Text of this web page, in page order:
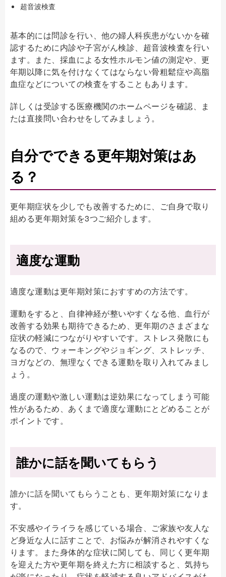
超音波検査
基本的には問診を行い、他の婦人科疾患がないかを確
認するために内診や子宮がん検診、超音波検査を行い
ます。また、採血による女性ホルモン値の測定や、更
年期以降に気を付けなくてはならない骨粗鬆症や高脂
血症などについての検査をすることもあります。
詳しくは受診する医療機関のホームページを確認、ま
たは直接問い合わせをしてみましょう。
自分でできる更年期対策はあ
る？
更年期症状を少しでも改善するために、ご自身で取り
組める更年期対策を3つご紹介します。
適度な運動
適度な運動は更年期対策におすすめの方法です。
運動をすると、自律神経が整いやすくなる他、血行が
改善する効果も期待できるため、更年期のさまざまな
症状の軽減につながりやすいです。ストレス発散にも
なるので、ウォーキングやジョギング、ストレッチ、
ヨガなどの、無理なくできる運動を取り入れてみまし
ょう。
過度の運動や激しい運動は逆効果になってしまう可能
性があるため、あくまで適度な運動にとどめることが
ポイントです。
誰かに話を聞いてもらう
誰かに話を聞いてもらうことも、更年期対策になりま
す。
不安感やイライラを感じている場合、ご家族や友人な
ど身近な人に話すことで、お悩みが解消されやすくな
ります。また身体的な症状に関しても、同じく更年期
を迎えた方や更年期を終えた方に相談すると、気持ち